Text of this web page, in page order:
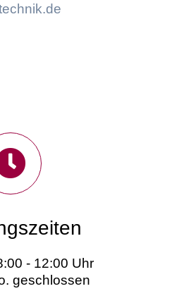
- 12:00 Uhr
geschlossen